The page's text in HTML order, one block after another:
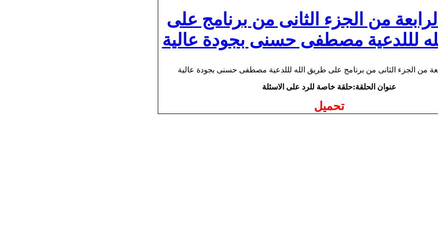
من الجزء الثانى من برنامج على
لللدعية مصطفى حسنى بجودة عالية
عنوان الحلقة:حلقة خاصة للرد على الاسئلة
تحميل